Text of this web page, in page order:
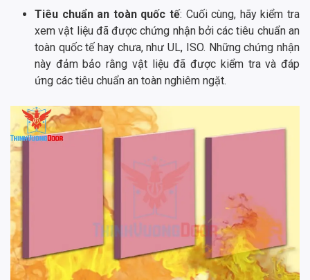
Tiêu chuẩn an toàn quốc tế: Cuối cùng, hãy kiểm tra
xem vật liệu đã được chứng nhận bởi các tiêu chuẩn an
toàn quốc tế hay chưa, như UL, ISO. Những chứng nhận
này đảm bảo rằng vật liệu đã được kiểm tra và đáp
ứng các tiêu chuẩn an toàn nghiêm ngặt.